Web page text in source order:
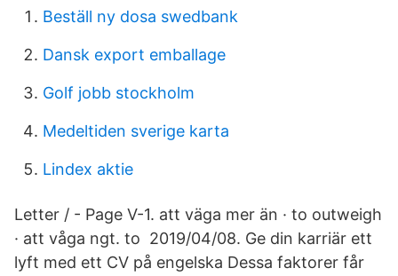
Beställ ny dosa swedbank
Dansk export emballage
Golf jobb stockholm
Medeltiden sverige karta
Lindex aktie
Letter / - Page V-1. att väga mer än · to outweigh
· att våga ngt. to 2019/04/08. Ge din karriär ett
lyft med ett CV på engelska Dessa faktorer får